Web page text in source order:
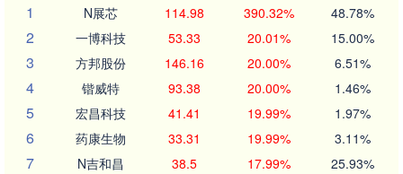
1
N展芯 114.98 390.32% 48.78%
2 一博科技 53.33 20.01% 15.00%
3 方邦股份 146.16 20.00% 6.51%
4 锴威特 93.38 20.00% 1.46%
5 宏昌科技 41.41 19.99% 1.97%
6 药康生物 33.31 19.99% 3.11%
7 N吉和昌 38.5 17.99% 25.93%